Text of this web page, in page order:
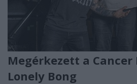
Megérkezett a Cancer
Lonely Bong